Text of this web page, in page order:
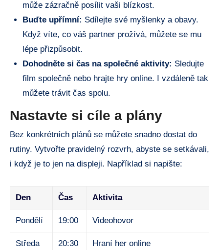
může zázračně posílit vaši blízkost.
Buďte upřímní: Sdílejte své myšlenky a obavy.
Když víte, co váš partner prožívá, můžete se mu
lépe přizpůsobit.
Dohodněte si čas na společné aktivity: Sledujte
film společně nebo hrajte hry online. I vzdáleně tak
můžete trávit čas spolu.
Nastavte si cíle a plány
Bez konkrétních plánů se můžete snadno dostat do
rutiny. Vytvořte pravidelný rozvrh, abyste se setkávali,
i když je to jen na displeji. Například si napište:
Den Čas Aktivita
Pondělí 19:00 Videohovor
Středa 20:30 Hraní her online